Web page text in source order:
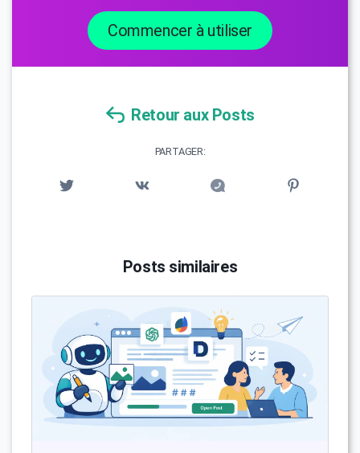
Commencer à utiliser
Retour aux Posts
PARTAGER:
Posts similaires